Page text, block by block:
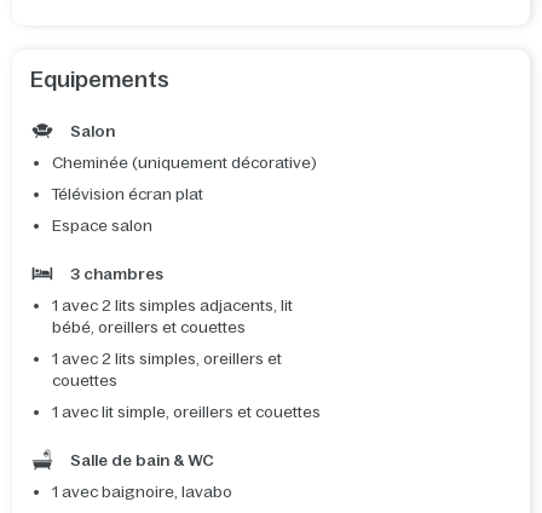
Equipements
Salon
Cheminée (uniquement décorative)
Télévision écran plat
Espace salon
3 chambres
1 avec 2 lits simples adjacents, lit
bébé, oreillers et couettes
1 avec 2 lits simples, oreillers et
couettes
1 avec lit simple, oreillers et couettes
Salle de bain & WC
1 avec baignoire, lavabo